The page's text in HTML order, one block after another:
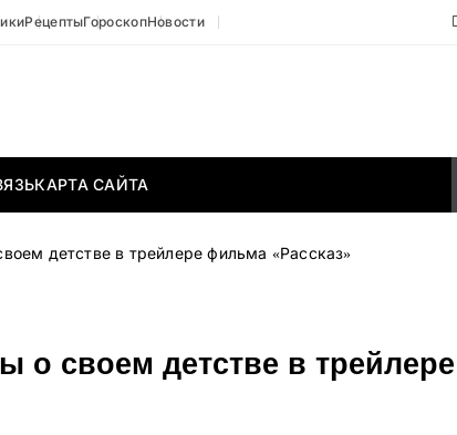
РецептыГороскопНовости
КАРТА САЙТА
детстве в трейлере фильма «Рассказ»
о своем детстве в трейлере